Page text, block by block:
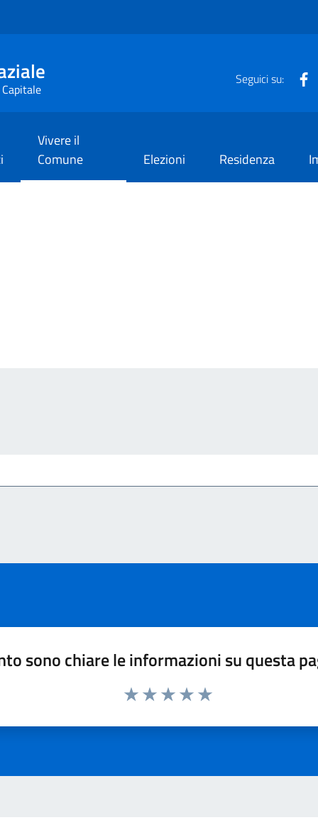
Seguici su:
Vivere il
Comune
Elezioni Residenza
sono chiare le informazioni su questa